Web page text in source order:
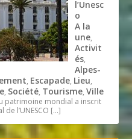
l’Unesc
o
A la
une,
Activit
és,
Alpes-
, Escapade, Lieu,
, Société, Tourisme,Ville
patrimoine mondial a inscrit
l’UNESCO […]